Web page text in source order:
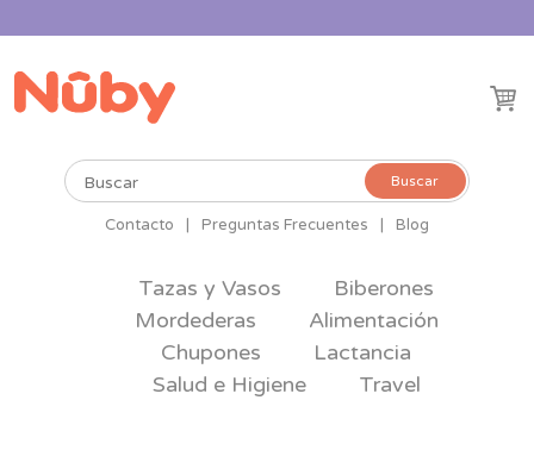
Buscar
Buscar
Contacto Preguntas Frecuentes Blog
Tazas y Vasos
Biberones
Mordederas
Alimentación
Chupones
Lactancia
Salud e Higiene
Travel